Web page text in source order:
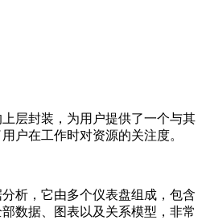
层封装，为用户提供了一个与其
户在工作时对资源的关注度。
析，它由多个仪表盘组成，包含
数据、图表以及关系模型，非常